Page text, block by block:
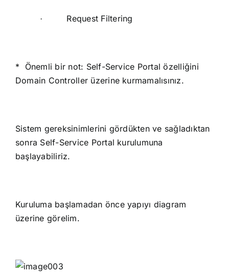
· Request Filtering
* Önemli bir not: Self-Service Portal özelliğini
Domain Controller üzerine kurmamalısınız.
Sistem gereksinimlerini gördükten ve sağladıktan
sonra Self-Service Portal kurulumuna
başlayabiliriz.
Kuruluma başlamadan önce yapıyı diagram
üzerine görelim.